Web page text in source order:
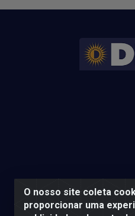
O nosso site coleta
proporcionar umaSE